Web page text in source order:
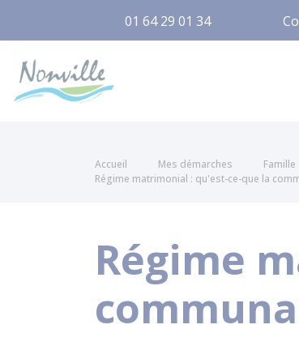
01 64 29 01 34
Accueil Mes démarches Famille
Régime matrimonial : qu'est-ce-que la
Régime